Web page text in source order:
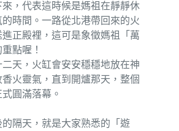
，代表這時候是媽祖在靜靜休
的時間。一路從北港帶回來的火
正殿裡，這可是象徵媽祖「萬
點喔！
天，火缸會安安穩穩地放在神
火靈氣，直到開爐那天，整個
圓滿落幕。
隔天，就是大家熟悉的「遊